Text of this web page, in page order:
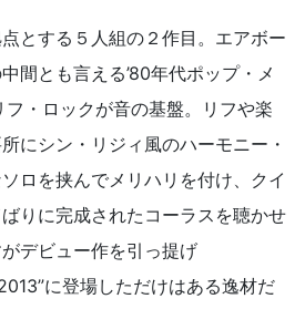
とする５人組の２作目。エアボー
間とも言える’80年代ポップ・メ
・ロックが音の基盤。リフや楽
にシン・リジィ風のハーモニー・
ロを挟んでメリハリを付け、クイ
りに完成されたコーラスを聴かせ
デビュー作を引っ提げ
に登場しただけはある逸材だ